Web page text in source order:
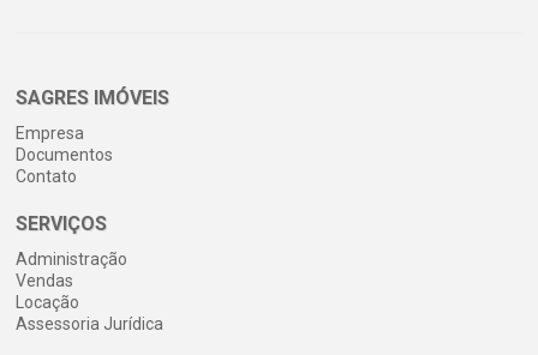
SAGRES IMÓVEIS
Empresa
Documentos
Contato
SERVIÇOS
Administração
Vendas
Locação
Assessoria Jurídica